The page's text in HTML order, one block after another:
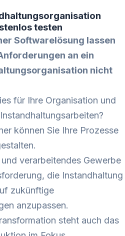
testen
Softwarelösung lassen
an ein
nicht
für Ihre Organisation und
können Sie Ihre Prozesse
verarbeitendes Gewerbe
die Instandhaltung
zukünftige
anzupassen.
steht auch das